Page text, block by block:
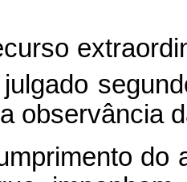
observância
do